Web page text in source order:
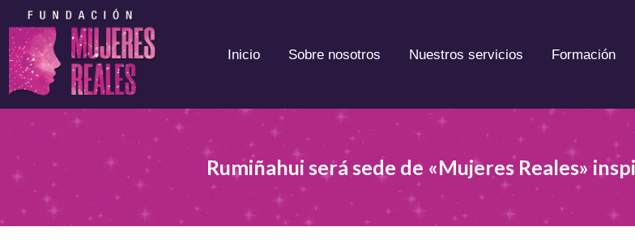
Inicio Sobre nosotros Nuestros servicios Formación
Rumiñahui será sede de «Mujeres Reales»